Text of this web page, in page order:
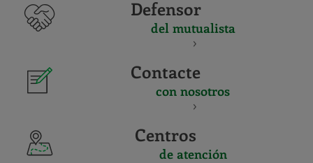
Defensor
del mutualista
Contacte
con nosotros
Centros
de atención